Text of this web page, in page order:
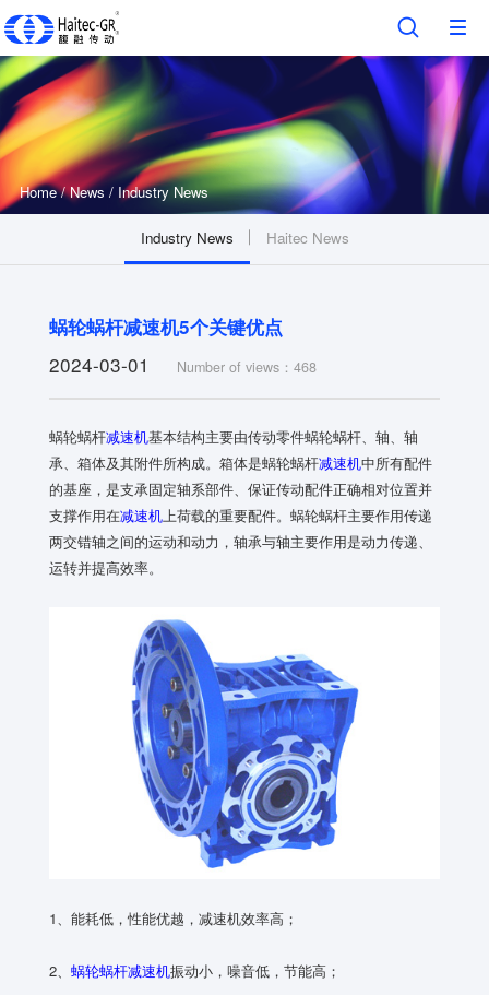
Home / News / Industry News
Industry News Haitec News
蜗轮蜗杆减速机5个关键优点
2024-03-01 Number of views：468
蜗轮蜗杆减速机基本结构主要由传动零件蜗轮蜗杆、轴、轴
承、箱体及其附件所构成。箱体是蜗轮蜗杆减速机中所有配件
的基座，是支承固定轴系部件、保证传动配件正确相对位置并
支撑作用在减速机上荷载的重要配件。蜗轮蜗杆主要作用传递
两交错轴之间的运动和动力，轴承与轴主要作用是动力传递、
运转并提高效率。
1、能耗低，性能优越，减速机效率高；
2、 蜗轮蜗杆减速机振动小，噪音低，节能高；